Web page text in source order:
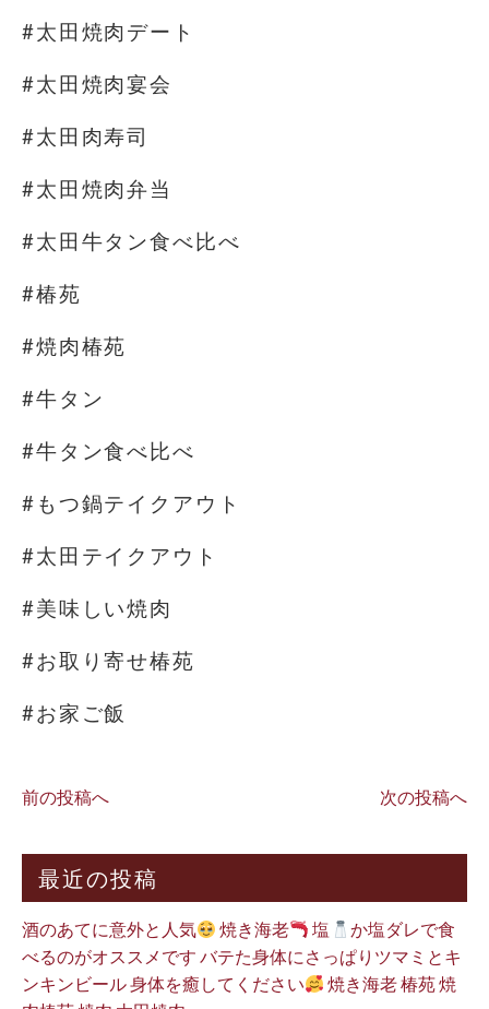
#太田焼肉デート
#太田焼肉宴会
#太田肉寿司
#太田焼肉弁当
#太田牛タン食べ比べ
#椿苑
#焼肉椿苑
#牛タン
#牛タン食べ比べ
#もつ鍋テイクアウト
#太田テイクアウト
#美味しい焼肉
#お取り寄せ椿苑
#お家ご飯
前の投稿へ 次の投稿へ
最近の投稿
酒のあてに意外と人気 焼き海老 塩
か塩ダレで食
べるのがオススメです バテた身体にさっぱりツマミとキ
ンキンビール 身体を癒してください
焼き海老 椿苑 焼